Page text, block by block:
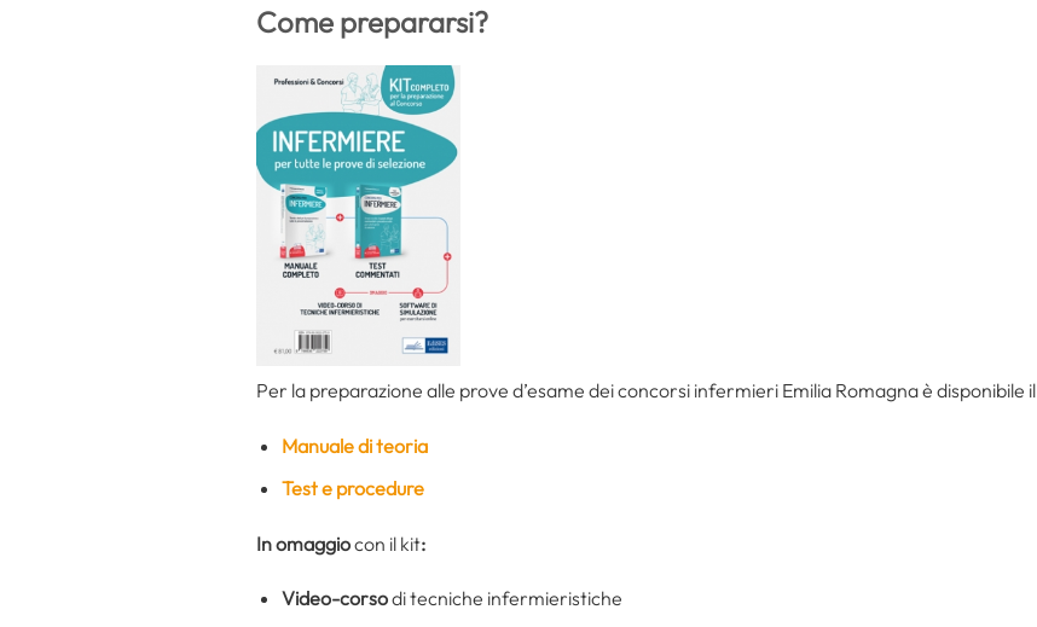
Come prepararsi?
Per la preparazione alle prove d’esame dei concorsi infermieri Emilia Romagna è disponibile il
Manuale di teoria
Test e procedure
In omaggiocon il kit:
Video-corsodi tecniche infermieristiche